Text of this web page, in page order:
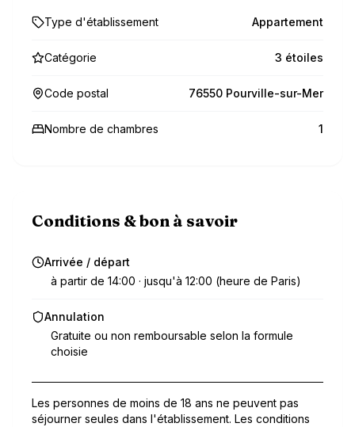
Type d'établissement Appartement
Catégorie 3 étoiles
Code postal 76550 Pourville-sur-Mer
Nombre de chambres 1
Conditions & bon à savoir
Arrivée / départ
à partir de 14:00 · jusqu'à 12:00 (heure de Paris)
Annulation
Gratuite ou non remboursable selon la formule
choisie
Les personnes de moins de 18 ans ne peuvent pas
séjourner seules dans l'établissement. Les conditions